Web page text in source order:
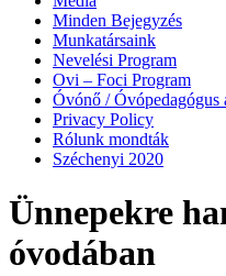
Minden Bejegyzés
Munkatársaink
Nevelési Program
Ovi – Foci Program
Óvónő / Óvópedagógus
Privacy Policy
Rólunk mondták
Széchenyi 2020
Ünnepekre
óvodában